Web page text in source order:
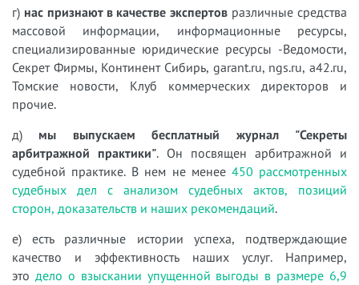
г) нас признают в качестве экспертов различные средства
массовой информации, информационные ресурсы,
специализированные юридические ресурсы -Ведомости,
Секрет Фирмы, Континент Сибирь, garant.ru, ngs.ru, a42.ru,
Томские новости, Клуб коммерческих директоров и
прочие.
д) мы выпускаем бесплатный журнал "Секреты
арбитражной практики". Он посвящен арбитражной и
судебной практике. В нем не менее 450 рассмотренных
судебных дел с анализом судебных актов, позиций
сторон, доказательств и наших рекомендаций.
е) есть различные истории успеха, подтверждающие
качество и эффективность наших услуг. Например,
это дело о взыскании упущенной выгоды в размере 6,9